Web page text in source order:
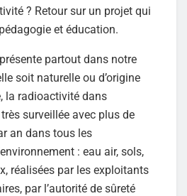
? Retour sur un projet qui
et éducation.
partout dans notre
soit naturelle ou d’origine
la radioactivité dans
surveillée avec plus de
an dans tous les
: eau air, sols,
réalisées par les exploitants
par l’autorité de sûreté